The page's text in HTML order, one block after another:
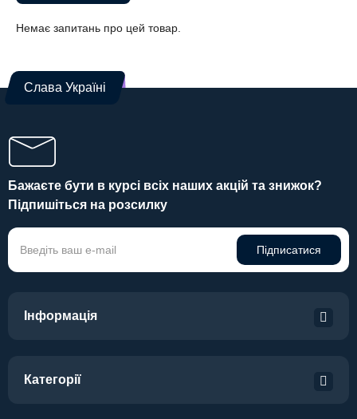
Немає запитань про цей товар.
Слава Україні
Бажаєте бути в курсі всіх наших акцій та знижок?
Підпишіться на розсилку
Підписатися
Інформація
Категорії